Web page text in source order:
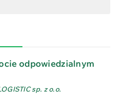
odpowiedzialnym
sp. z o.o.